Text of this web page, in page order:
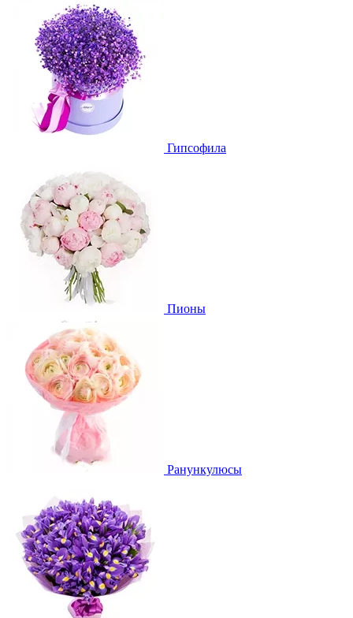
Гипсофила
Пионы
Ранункулюсы